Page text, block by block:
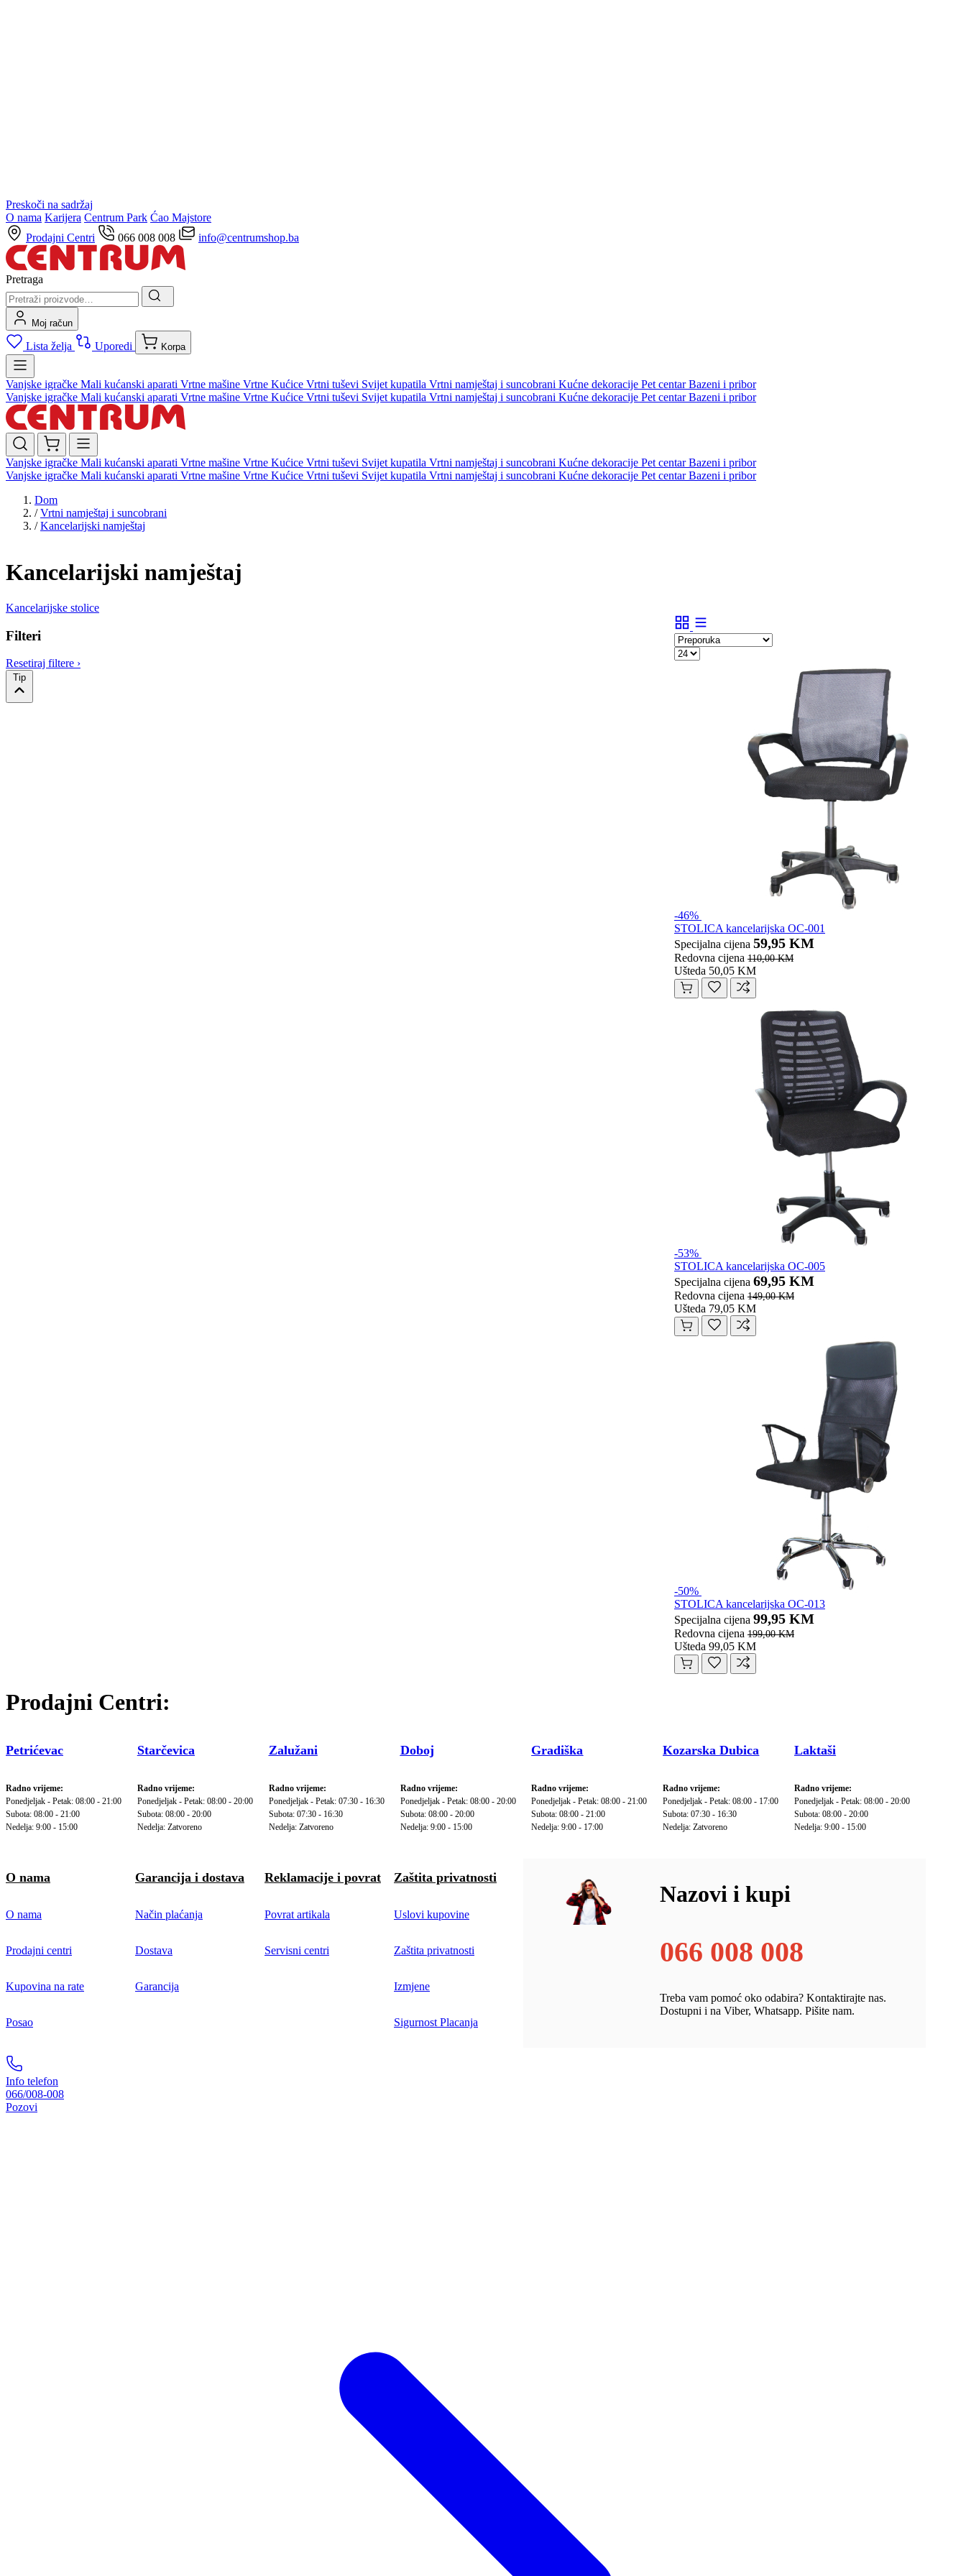
Preskoči na sadržaj
O nama Karijera Centrum Park Ćao Majstore
Prodajni Centri
066 008 008 info@centrumshop.ba
Pretraga
Moj račun
Lista želja Uporedi Korpa
Vanjske igračke Mali kućanski aparati Vrtne mašine Vrtne Kućice Vrtni tuševi Svijet kupatila Vrtni namještaj i suncobrani Kućne dekoracije Pet centarBazeni i pribor
Vanjske igračke Mali kućanski aparati Vrtne mašine Vrtne Kućice Vrtni tuševi Svijet kupatila Vrtni namještaj i suncobrani Kućne dekoracije Pet centarBazeni i pribor
Vanjske igračke Mali kućanski aparati Vrtne mašine Vrtne Kućice Vrtni tuševi Svijet kupatila Vrtni namještaj i suncobrani Kućne dekoracije Pet centarBazeni i pribor
Vanjske igračke Mali kućanski aparati Vrtne mašine Vrtne Kućice Vrtni tuševi Svijet kupatila Vrtni namještaj i suncobrani Kućne dekoracije Pet centarBazeni i pribor
Dom
/ Vrtni namještaj i suncobrani
/ Kancelarijski namještaj
Kancelarijski namještaj
Kancelarijske stolice
Filteri
Resetiraj filtere ›
Tip
-46%
STOLICA kancelarijska OC-001
Specijalna cijena 59,95 KM
Redovna cijena 110,00 KM
Ušteda 50,05 KM
-53%
STOLICA kancelarijska OC-005
Specijalna cijena 69,95 KM
Redovna cijena 149,00 KM
Ušteda 79,05 KM
-50%
STOLICA kancelarijska OC-013
Specijalna cijena 99,95 KM
Redovna cijena 199,00 KM
Ušteda 99,05 KM
Prodajni Centri:
Petrićevac
Radno vrijeme:
Ponedjeljak - Petak: 08:00 - 21:00
Subota: 08:00 - 21:00
Nedelja: 9:00 - 15:00
Starčevica
Radno vrijeme:
Ponedjeljak - Petak: 08:00 - 20:00
Subota: 08:00 - 20:00
Nedelja: Zatvoreno
Zalužani
Radno vrijeme:
Ponedjeljak - Petak: 07:30 - 16:30
Subota: 07:30 - 16:30
Nedelja: Zatvoreno
Doboj
Radno vrijeme:
Ponedjeljak - Petak: 08:00 - 20:00
Subota: 08:00 - 20:00
Nedelja: 9:00 - 15:00
Gradiška
Radno vrijeme:
Ponedjeljak - Petak: 08:00 - 21:00
Subota: 08:00 - 21:00
Nedelja: 9:00 - 17:00
Kozarska Dubica
Radno vrijeme:
Ponedjeljak - Petak: 08:00 - 17:00
Subota: 07:30 - 16:30
Nedelja: Zatvoreno
Laktaši
Radno vrijeme:
Ponedjeljak - Petak: 08:00 - 20:00
Subota: 08:00 - 20:00
Nedelja: 9:00 - 15:00
O nama
O nama
Prodajni centri
Kupovina na rate
Posao
Garancija i dostava
Način plaćanja
Dostava
Garancija
Reklamacije i povrat
Povrat artikala
Servisni centri
Zaštita privatnosti
Uslovi kupovine
Zaštita privatnosti
Izmjene
Sigurnost Placanja
Nazovi i kupi
066 008 008
Treba vam pomoć oko odabira? Kontaktirajte nas.
Dostupni i na Viber, Whatsapp. Pišite nam.
Info telefon
066/008-008
Pozovi